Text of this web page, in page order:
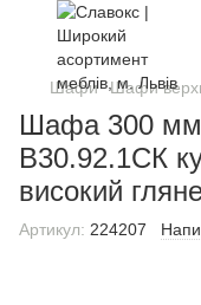
Шафи Шафи
Шафа 300 мм
В30.92.1СК
високий
Артикул: 224207